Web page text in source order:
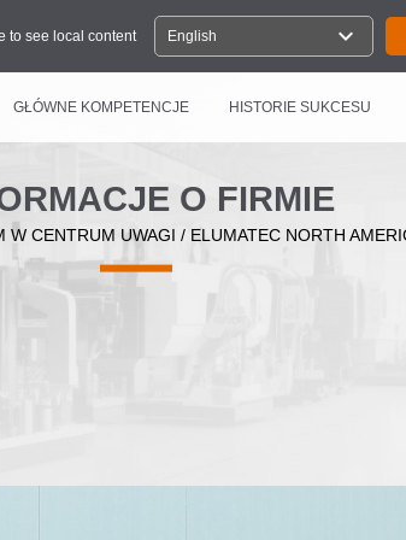
to see local content English expand_more
GŁÓWNE KOMPETENCJE HISTORIE SUKCESU
O FIRMIE
W CENTRUM UWAGI / ELUMATEC NORTH